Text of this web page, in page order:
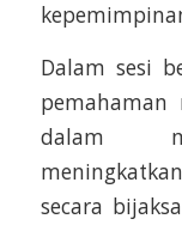
Dalam sesi
pemahaman
dalam
secara